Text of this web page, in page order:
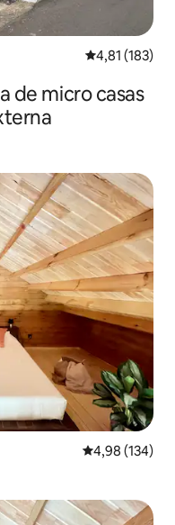
4,81 de uma
4,81 (183)
de micro casas
4,98 de uma
4,98 (134)